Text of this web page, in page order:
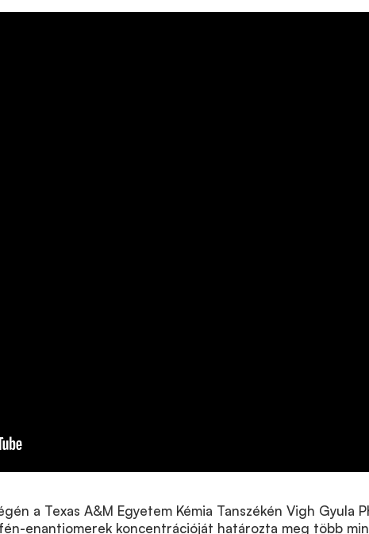
a Texas A&M Egyetem Kémia Tanszékén Vigh Gyula
enantiomerek koncentrációját határozta meg több